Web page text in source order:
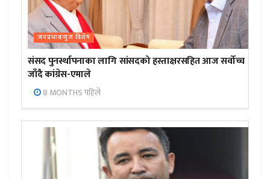
जनप्रभाबन्युज विशेष
संसद पुनर्स्थापनाका लागि सांसदको हस्ताक्षरसहित आज सर्वोच्च
जाँदै कांग्रेस-एमाले
8 MONTHS पहिले